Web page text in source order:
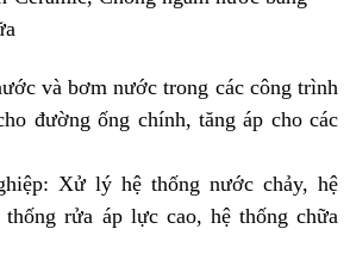
và bơm nước trong các công trình
đường ống chính, tăng áp cho các
Xử lý hệ thống nước chảy, hệ
thống rửa áp lực cao, hệ thống chữa